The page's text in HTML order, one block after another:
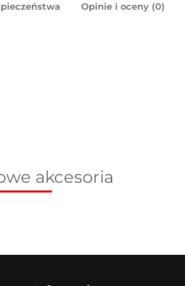
Opinie i oceny (0)
akcesoria